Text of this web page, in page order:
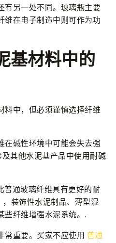
有另一处不同。玻璃瓶主要
维在电子制造中则可作为功
基材料中的
料中，但必须谨慎选择纤维
在碱性环境中可能会失去强
其他水泥基产品中使用耐碱
普通玻璃纤维具有更好的耐
，装饰性水泥制品、薄型混
些纤维增强水泥系统。.
常重要。买家不应使用 普通